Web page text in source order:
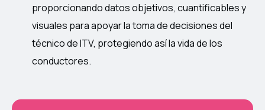
proporcionando datos objetivos, cuantificables y
visuales para apoyar la toma de decisiones del
técnico de ITV, protegiendo así la vida de los
conductores.